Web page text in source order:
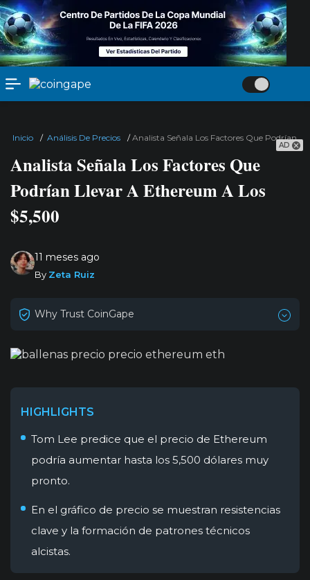
AD
Inicio / Análisis De Precios /Analista Señala Los Factores Que Podrían
Analista Señala Los Factores Que
Podrían Llevar A Ethereum A Los
$5,500
11 meses ago
By Zeta Ruiz
Why Trust CoinGape
HIGHLIGHTS
Tom Lee predice que el precio de Ethereum
podría aumentar hasta los 5,500 dólares muy
pronto.
En el gráfico de precio se muestran resistencias
clave y la formación de patrones técnicos
alcistas.